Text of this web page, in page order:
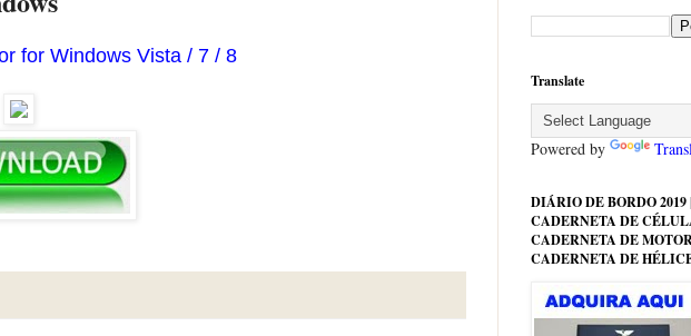
for Windows Vista / 7 / 8
Translate
Powered by
DIÁRIO DE BORDO
CADERNETA DE
CADERNETA DE
CADERNETA DE